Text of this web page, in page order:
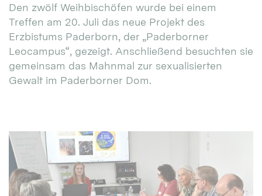
Den zwölf Weihbischöfen wurde bei einem
Treffen am 20. Juli das neue Projekt des
Erzbistums Paderborn, der „Paderborner
Leocampus“, gezeigt. Anschließend besuchten sie
gemeinsam das Mahnmal zur sexualisierten
Gewalt im Paderborner Dom.